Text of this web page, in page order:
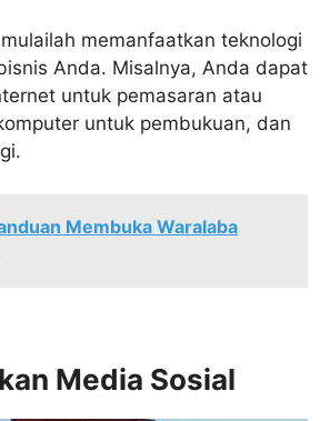
memanfaatkan teknologi
Anda. Misalnya, Anda dapat
untuk pemasaran atau
untuk pembukuan, dan
Membuka Waralaba
Media Sosial